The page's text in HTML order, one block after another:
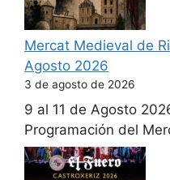
Mercat Medieval de
Agosto 2026
3 de agosto de 2026
9 al 11 de Agosto
Programación del